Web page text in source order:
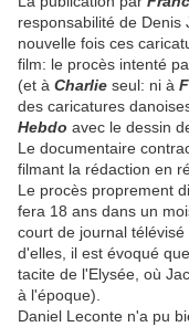
responsabilité de Denis
nouvelle fois ces
film: le procès intenté
(et à Charlie seul: ni à
des caricatures
Hebdo avec le dessin
Le documentaire
filmant la rédaction en
Le procès proprement
fera 18 ans dans un
court de journal
d'elles, il est évoqué
tacite de l'Elysée, où
à l'époque).
Daniel Leconte n'a pu